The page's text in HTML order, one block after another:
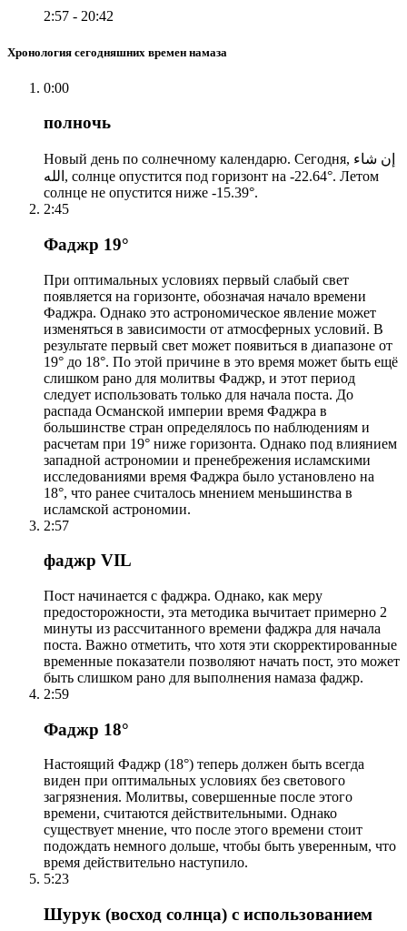
2:57 - 20:42
Хронология сегодняшних времен намаза
0:00
полночь
Новый день по солнечному календарю. Сегодня, إن شاء
الله, солнце опустится под горизонт на -22.64°. Летом
солнце не опустится ниже -15.39°.
2:45
Фаджр 19°
При оптимальных условиях первый слабый свет
появляется на горизонте, обозначая начало времени
Фаджра. Однако это астрономическое явление может
изменяться в зависимости от атмосферных условий. В
результате первый свет может появиться в диапазоне от
19° до 18°. По этой причине в это время может быть ещё
слишком рано для молитвы Фаджр, и этот период
следует использовать только для начала поста. До
распада Османской империи время Фаджра в
большинстве стран определялось по наблюдениям и
расчетам при 19° ниже горизонта. Однако под влиянием
западной астрономии и пренебрежения исламскими
исследованиями время Фаджра было установлено на
18°, что ранее считалось мнением меньшинства в
исламской астрономии.
2:57
фаджр VIL
Пост начинается с фаджра. Однако, как меру
предосторожности, эта методика вычитает примерно 2
минуты из рассчитанного времени фаджра для начала
поста. Важно отметить, что хотя эти скорректированные
временные показатели позволяют начать пост, это может
быть слишком рано для выполнения намаза фаджр.
2:59
Фаджр 18°
Настоящий Фаджр (18°) теперь должен быть всегда
виден при оптимальных условиях без светового
загрязнения. Молитвы, совершенные после этого
времени, считаются действительными. Однако
существует мнение, что после этого времени стоит
подождать немного дольше, чтобы быть уверенным, что
время действительно наступило.
5:23
Шурук (восход солнца) с использованием